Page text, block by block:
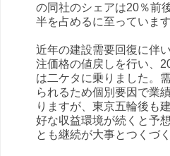
の同社のシェアは20％前
半を占めるに至っています
近年の建設需要回復に伴
注価格の値戻しを行い、
は二ケタに乗りました。
られるため個別要因で業
りますが、東京五輪後も
好な収益環境が続くと予
とも継続が大事とつくづ